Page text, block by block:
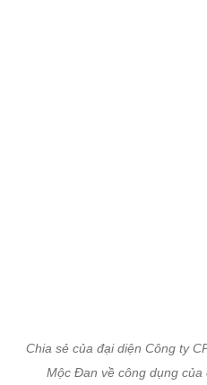
Chia sẻ của đại diện Công ty
Mộc Đan về công dụng của